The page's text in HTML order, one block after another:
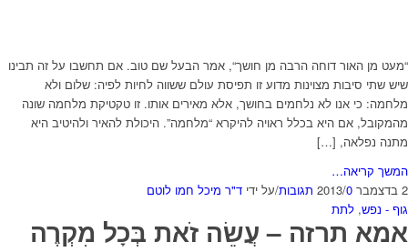
“מעט מן האור דוחה הרבה מן חושך“, אמר הבעל שם טוב. אם תחשבו על זה תבינו
שיש שתי סיבות מצוינות מדוע זו תפיסת עולם ששווה לחיות לפיה: שלום ולא
מלחמה: כי אנו לא נלחמים בחושך, אלא מאירים אותו. זו טקטיקת מלחמה שונה
מהמקובל, אם היא בכלל ראויה להיקרא “מלחמה”. היכולת להאיר ולהיטיב היא
מתנה נפלאה, […]
המשך קריאה…
2 בדצמבר 2013
/0 תגובות /על ידי ד"ר מיכל חמו לוטם
גוף - נפש, לתת
אמא תרזה – עֲשֵׂה זֹאת בְּכָל מִקְרֶה